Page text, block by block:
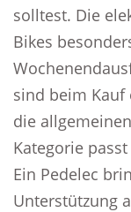
solltest. Die
Bikes
sind beim Kauf
die
Kategorie
Ein Pedelec
Unterstützung